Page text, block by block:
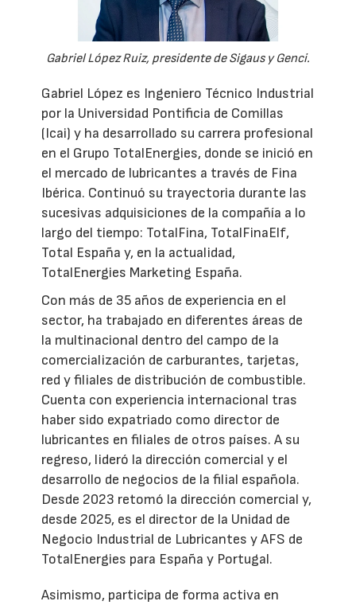
Gabriel López Ruiz, presidente de Sigaus y Genci.
Gabriel López es Ingeniero Técnico Industrial
por la Universidad Pontificia de Comillas
(Icai) y ha desarrollado su carrera profesional
en el Grupo TotalEnergies, donde se inició en
el mercado de lubricantes a través de Fina
Ibérica. Continuó su trayectoria durante las
sucesivas adquisiciones de la compañía a lo
largo del tiempo: TotalFina, TotalFinaElf,
Total España y, en la actualidad,
TotalEnergies Marketing España.
Con más de 35 años de experiencia en el
sector, ha trabajado en diferentes áreas de
la multinacional dentro del campo de la
comercialización de carburantes, tarjetas,
red y filiales de distribución de combustible.
Cuenta con experiencia internacional tras
haber sido expatriado como director de
lubricantes en filiales de otros países. A su
regreso, lideró la dirección comercial y el
desarrollo de negocios de la filial española.
Desde 2023 retomó la dirección comercial y,
desde 2025, es el director de la Unidad de
Negocio Industrial de Lubricantes y AFS de
TotalEnergies para España y Portugal.
Asimismo, participa de forma activa en